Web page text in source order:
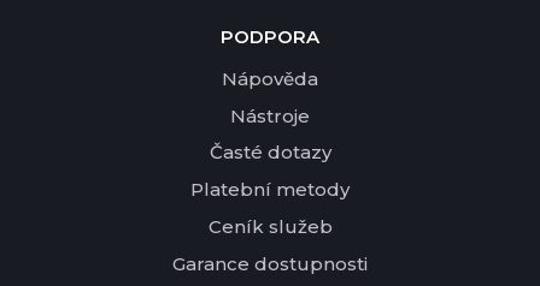
PODPORA
Nápověda
Nástroje
Časté dotazy
Platební metody
Ceník služeb
Garance dostupnosti